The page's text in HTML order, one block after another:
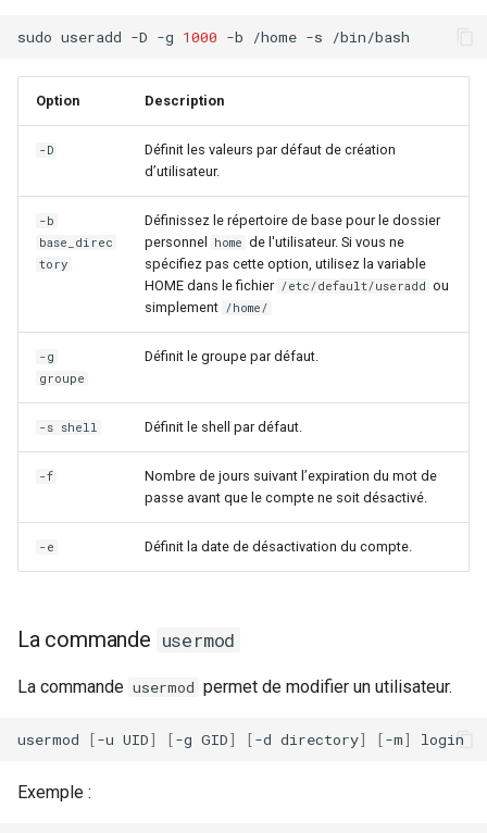
sudo useradd -D -g 1000 -b /home -s
Option Description
-D
Définit les valeurs par défaut de création
d’utilisateur.
-b
base_direc
tory
Définissez le répertoire de base pour le dossier
personnel
home de l'utilisateur. Si vous ne
spécifiez pas cette option, utilisez la variable
HOME dans le fichier /etc/default/useradd ou
simplement /home/
-g
groupe
Définit le groupe par défaut.
-s shell Définit le shell par défaut.
-f
Nombre de jours suivant l’expiration du mot de
passe avant que le compte ne soit désactivé.
-e Définit la date de désactivation du compte.
La commande usermod
La commande usermod permet de modifier un utilisateur.
usermod [-u UID] [-g GID] [-d directory] [-m]
Exemple :